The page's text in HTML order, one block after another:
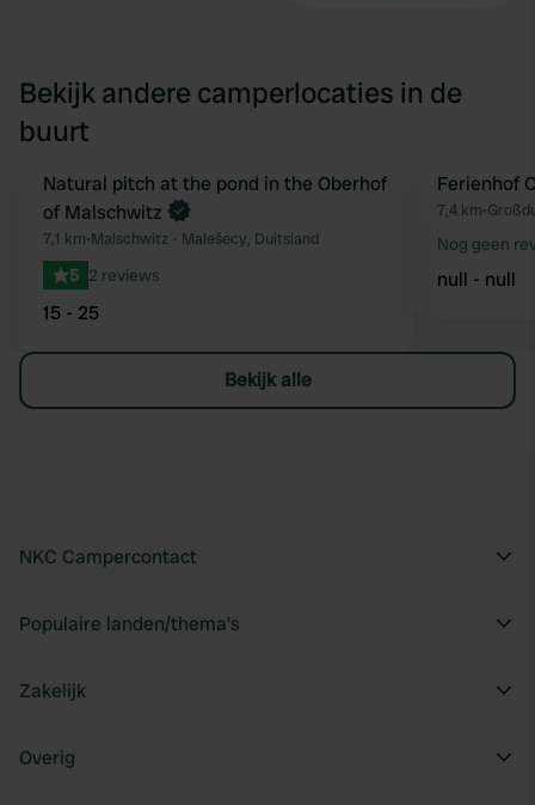
Bekijk andere camperlocaties in de
buurt
Favoriet
Boek direct
Natural pitch at the pond in the Oberhof
of Malschwitz
7,1 km•Malschwitz - Malešecy, Duitsland
5 2 reviews
15 - 25
Ferienhof
7,4 km•
Nog geen
null - null
Bekijk alle
NKC Campercontact
Populaire landen/thema's
Zakelijk
Overig